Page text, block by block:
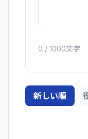
0 / 1000文字
新しい順